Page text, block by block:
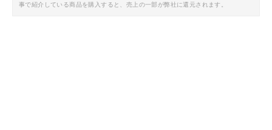
事で紹介している商品を購入すると、売上の一部が弊社に還元されます。